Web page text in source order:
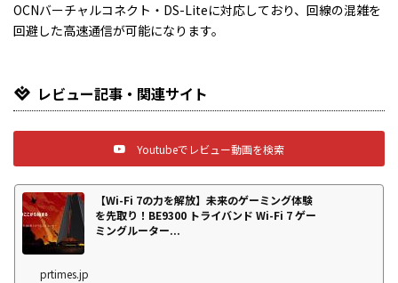
OCNバーチャルコネクト・DS-Liteに対応しており、回線の混雑を
回避した高速通信が可能になります。
レビュー記事・関連サイト
Youtubeでレビュー動画を検索
【Wi-Fi 7の力を解放】未来のゲーミング体験
を先取り！BE9300 トライバンド Wi-Fi 7 ゲー
ミングルーター...
prtimes.jp